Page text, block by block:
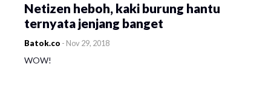
Netizen heboh, kaki burung hantu
ternyata jenjang banget
Batok.co - Nov 29, 2018
WOW!